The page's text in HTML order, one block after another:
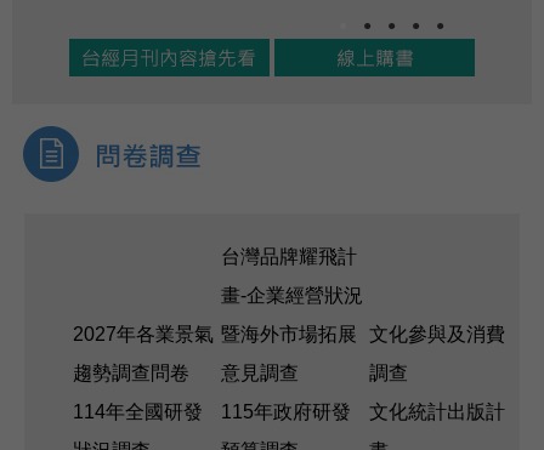
● ● ● ●
2027年各業景氣
趨勢調查問卷
台灣品牌耀飛計
畫-企業經營狀況
暨海外市場拓展
意見調查
文化參與及消費
調查
114年全國研發
115年政府研發
文化統計出版計